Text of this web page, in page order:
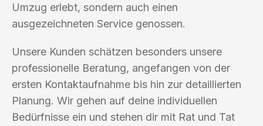
Umzug erlebt, sondern auch einen
ausgezeichneten Service genossen.
Unsere Kunden schätzen besonders unsere
professionelle Beratung, angefangen von der
ersten Kontaktaufnahme bis hin zur detaillierten
Planung. Wir gehen auf deine individuellen
Bedürfnisse ein und stehen dir mit Rat und Tat